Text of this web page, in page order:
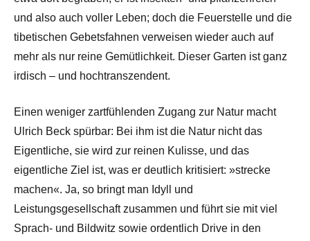
und also auch voller Leben; doch die Feuerstelle und die
tibetischen Gebetsfahnen verweisen wieder auch auf
mehr als nur reine Gemütlichkeit. Dieser Garten ist ganz
irdisch – und hochtranszendent.
Einen weniger zartfühlenden Zugang zur Natur macht
Ulrich Beck spürbar: Bei ihm ist die Natur nicht das
Eigentliche, sie wird zur reinen Kulisse, und das
eigentliche Ziel ist, was er deutlich kritisiert: »strecke
machen«. Ja, so bringt man Idyll und
Leistungsgesellschaft zusammen und führt sie mit viel
Sprach- und Bildwitz sowie ordentlich Drive in den